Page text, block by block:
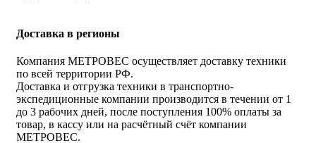
Доставка в регионы
Компания МЕТРОВЕС осуществляет доставку техники
по всей территории РФ.
Доставка и отгрузка техники в транспортно-
экспедиционные компании производится в течении от 1
до 3 рабочих дней, после поступления 100% оплаты за
товар, в кассу или на расчётный счёт компании
МЕТРОВЕС.